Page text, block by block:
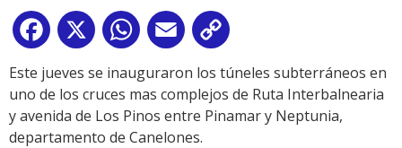
Facebook
X WhatsApp
Email
Link
Este jueves se inauguraron los túneles subterráneos en
uno de los cruces mas complejos de Ruta Interbalnearia
y avenida de Los Pinos entre Pinamar y Neptunia,
departamento de Canelones.